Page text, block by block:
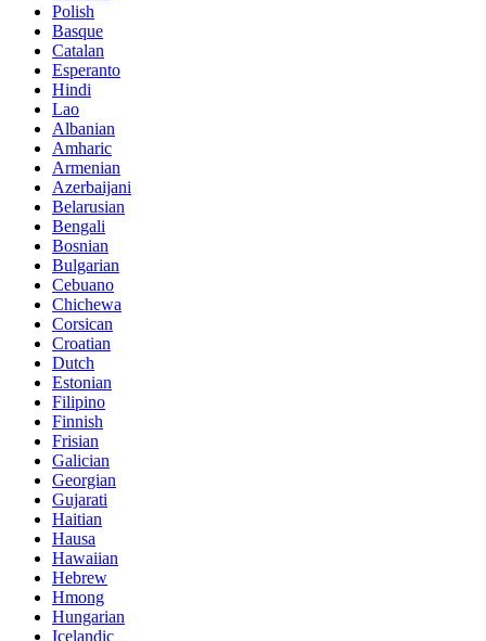
Polish
Basque
Catalan
Esperanto
Hindi
Lao
Albanian
Amharic
Armenian
Azerbaijani
Belarusian
Bengali
Bosnian
Bulgarian
Cebuano
Chichewa
Corsican
Croatian
Dutch
Estonian
Filipino
Finnish
Frisian
Galician
Georgian
Gujarati
Haitian
Hausa
Hawaiian
Hebrew
Hmong
Hungarian
Icelandic